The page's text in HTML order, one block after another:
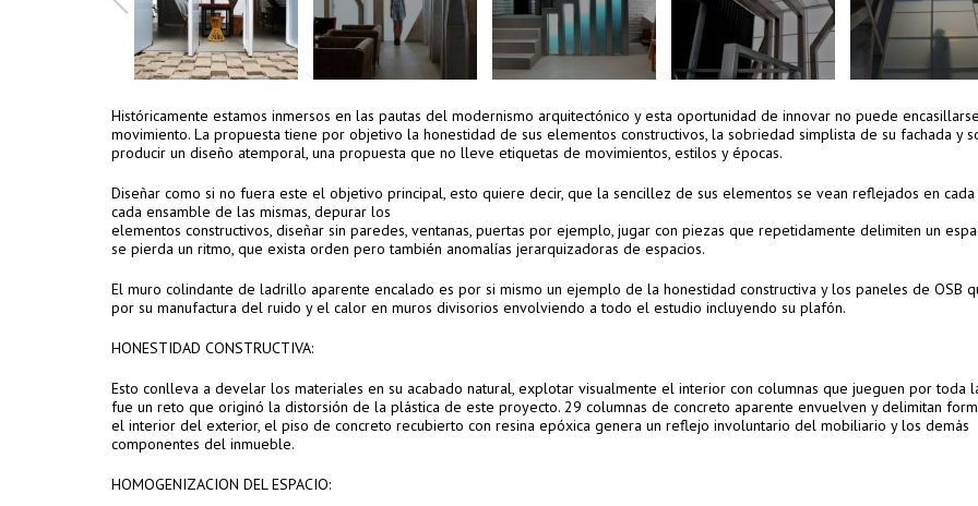
Históricamente estamos inmersos en las pautas del modernismo arquitectónico y esta oportunidad de innovar no puede
movimiento. La propuesta tiene por objetivo la honestidad de sus elementos constructivos, la sobriedad simplista de su fachada y
producir un diseño atemporal, una propuesta que no lleve etiquetas de movimientos, estilos y épocas.
Diseñar como si no fuera este el objetivo principal, esto quiere decir, que la sencillez de sus elementos se vean reflejados en cada
cada ensamble de las mismas, depurar los
elementos constructivos, diseñar sin paredes, ventanas, puertas por ejemplo, jugar con piezas que repetidamente delimiten un
se pierda un ritmo, que exista orden pero también anomalías jerarquizadoras de espacios.
El muro colindante de ladrillo aparente encalado es por si mismo un ejemplo de la honestidad constructiva y los paneles de OSB
por su manufactura del ruido y el calor en muros divisorios envolviendo a todo el estudio incluyendo su plafón.
HONESTIDAD CONSTRUCTIVA:
Esto conlleva a develar los materiales en su acabado natural, explotar visualmente el interior con columnas que jueguen por toda
fue un reto que originó la distorsión de la plástica de este proyecto. 29 columnas de concreto aparente envuelven y delimitan
el interior del exterior, el piso de concreto recubierto con resina epóxica genera un reflejo involuntario del mobiliario y los demás
componentes del inmueble.
HOMOGENIZACION DEL ESPACIO: